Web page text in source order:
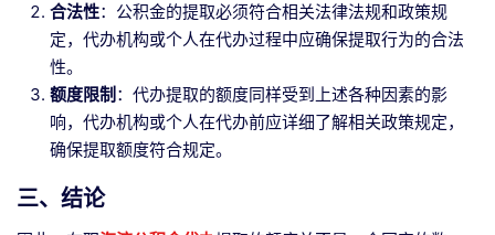
合法性：公积金的提取必须符合相关法律法规和政策规
定，代办机构或个人在代办过程中应确保提取行为的合法
性。
额度限制 ：代办提取的额度同样受到上述各种因素的影
响，代办机构或个人在代办前应详细了解相关政策规定，
确保提取额度符合规定。
三、结论